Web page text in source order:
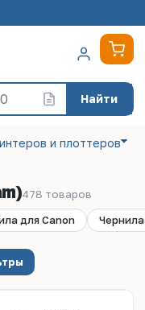
Найти
и плоттеров
478 товаров
для Canon